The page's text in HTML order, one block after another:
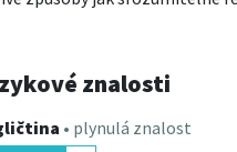
znalosti
• plynulá znalost